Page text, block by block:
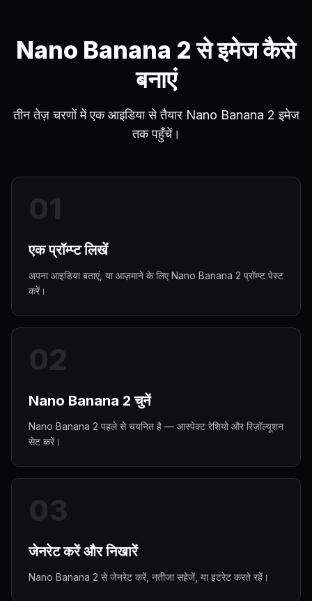
Nano Banana 2 से इमेज कैसे
बनाएं
तीन तेज़ चरणों में एक आइडिया से तैयार Nano Banana 2 इमेज
तक पहुँचें।
01
एक प्रॉम्प्ट लिखें
अपना आइडिया बताएं, या आज़माने के लिए Nano Banana 2 प्रॉम्प्ट पेस्ट
करें।
02
Nano Banana 2 चुनें
Nano Banana 2 पहले से चयनित है — आस्पेक्ट रेशियो और रिज़ॉल्यूशन
सेट करें।
03
जेनरेट करें और निखारें
Nano Banana 2 से जेनरेट करें, नतीजा सहेजें, या इटरेट करते रहें।